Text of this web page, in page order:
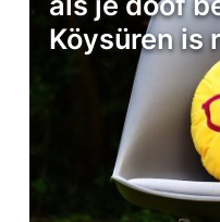
Köysüren is